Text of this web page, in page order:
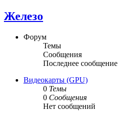
Железо
Форум
Темы
Сообщения
Последнее сообщение
Видеокарты (GPU)
0 Темы
0 Сообщения
Нет сообщений